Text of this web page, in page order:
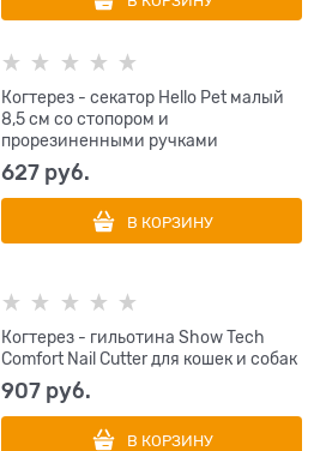
Когтерез - секатор Hello Pet малый
8,5 см со стопором и
прорезиненными ручками
627 руб.
В КОРЗИНУ
Когтерез - гильотина Show Tech
Comfort Nail Cutter для кошек и собак
907 руб.
В КОРЗИНУ